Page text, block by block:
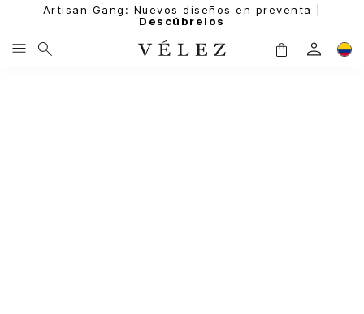
Artisan Gang: Nuevos diseños en preventa |
Descúbrelos